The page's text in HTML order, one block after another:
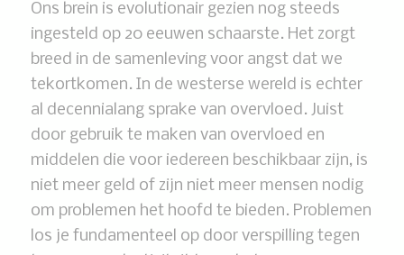
Ons brein is evolutionair gezien nog steeds
ingesteld op 20 eeuwen schaarste. Het zorgt
breed in de samenleving voor angst dat we
tekortkomen. In de westerse wereld is echter
al decennialang sprake van overvloed. Juist
door gebruik te maken van overvloed en
middelen die voor iedereen beschikbaar zijn, is
niet meer geld of zijn niet meer mensen nodig
om problemen het hoofd te bieden. Problemen
los je fundamenteel op door verspilling tegen